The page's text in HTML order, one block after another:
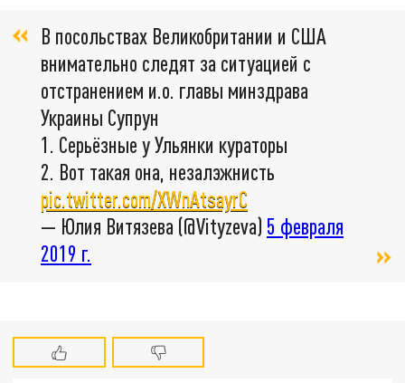
В посольствах Великобритании и США
внимательно следят за ситуацией с
отстранением и.о. главы минздрава
Украины Супрун
1. Серьёзные у Ульянки кураторы
2. Вот такая она, незалэжнисть
pic.twitter.com/XWnAtsayrC
— Юлия Витязева (@Vityzeva) 5 февраля
2019 г.